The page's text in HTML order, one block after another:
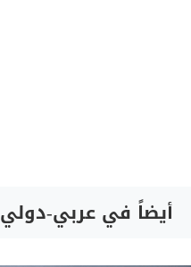
أيضاً في عربي-دولي